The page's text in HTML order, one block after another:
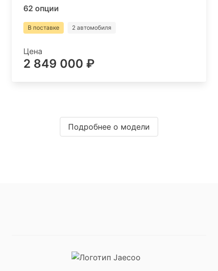
62 опции
В поставке 2 автомобиля
Цена
2 849 000 ₽
Подробнее о модели